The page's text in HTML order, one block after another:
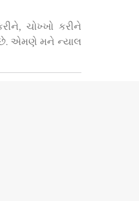
ચોખ્ખો કરીને
છે. એમણે મને ન્યાલ